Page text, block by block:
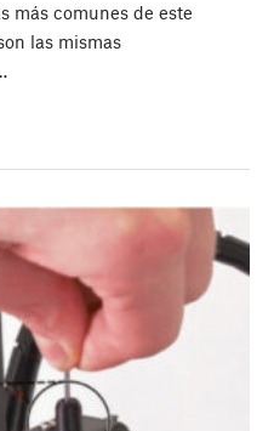
más comunes de este
las mismas